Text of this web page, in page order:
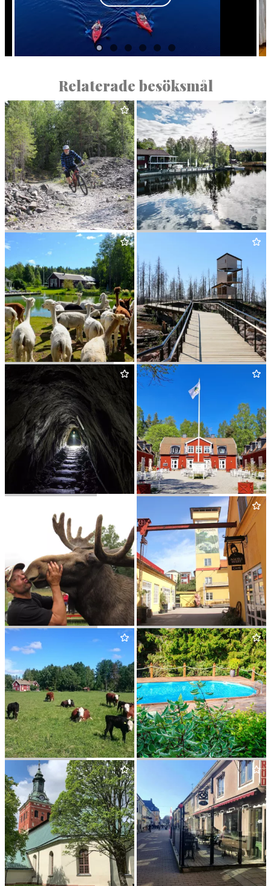
Relaterade besöksmål
NOR­RÄN­GENS ALPACKA
HÄLLESKOGS­BRÄN­NANS
NATURRESERVAT
SÄTRA BRUNN
GÅRD­SJÖ ÄLGPARK AGUÉLIMUSEET&KUL­
TURK­VARTERET
TÄLJSTENEN
FAL­LÄNGE­TORP ROSEN­BERG GÅRD& STUGA